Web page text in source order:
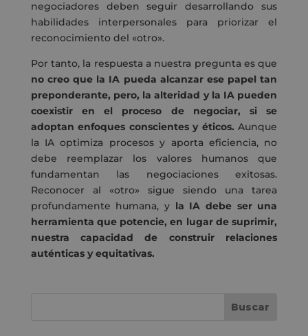
negociadores deben seguir desarrollando sus
habilidades interpersonales para priorizar el
reconocimiento del «otro».
Por tanto, la respuesta a nuestra pregunta es que
no creo que la IA pueda alcanzar ese papel tan
preponderante, pero, la alteridad y la IA pueden
coexistir en el proceso de negociar, si se
adoptan enfoques conscientes y éticos. Aunque
la IA optimiza procesos y aporta eficiencia, no
debe reemplazar los valores humanos que
fundamentan las negociaciones exitosas.
Reconocer al «otro» sigue siendo una tarea
profundamente humana, y la IA debe ser una
herramienta que potencie, en lugar de suprimir,
nuestra capacidad de construir relaciones
auténticas y equitativas.